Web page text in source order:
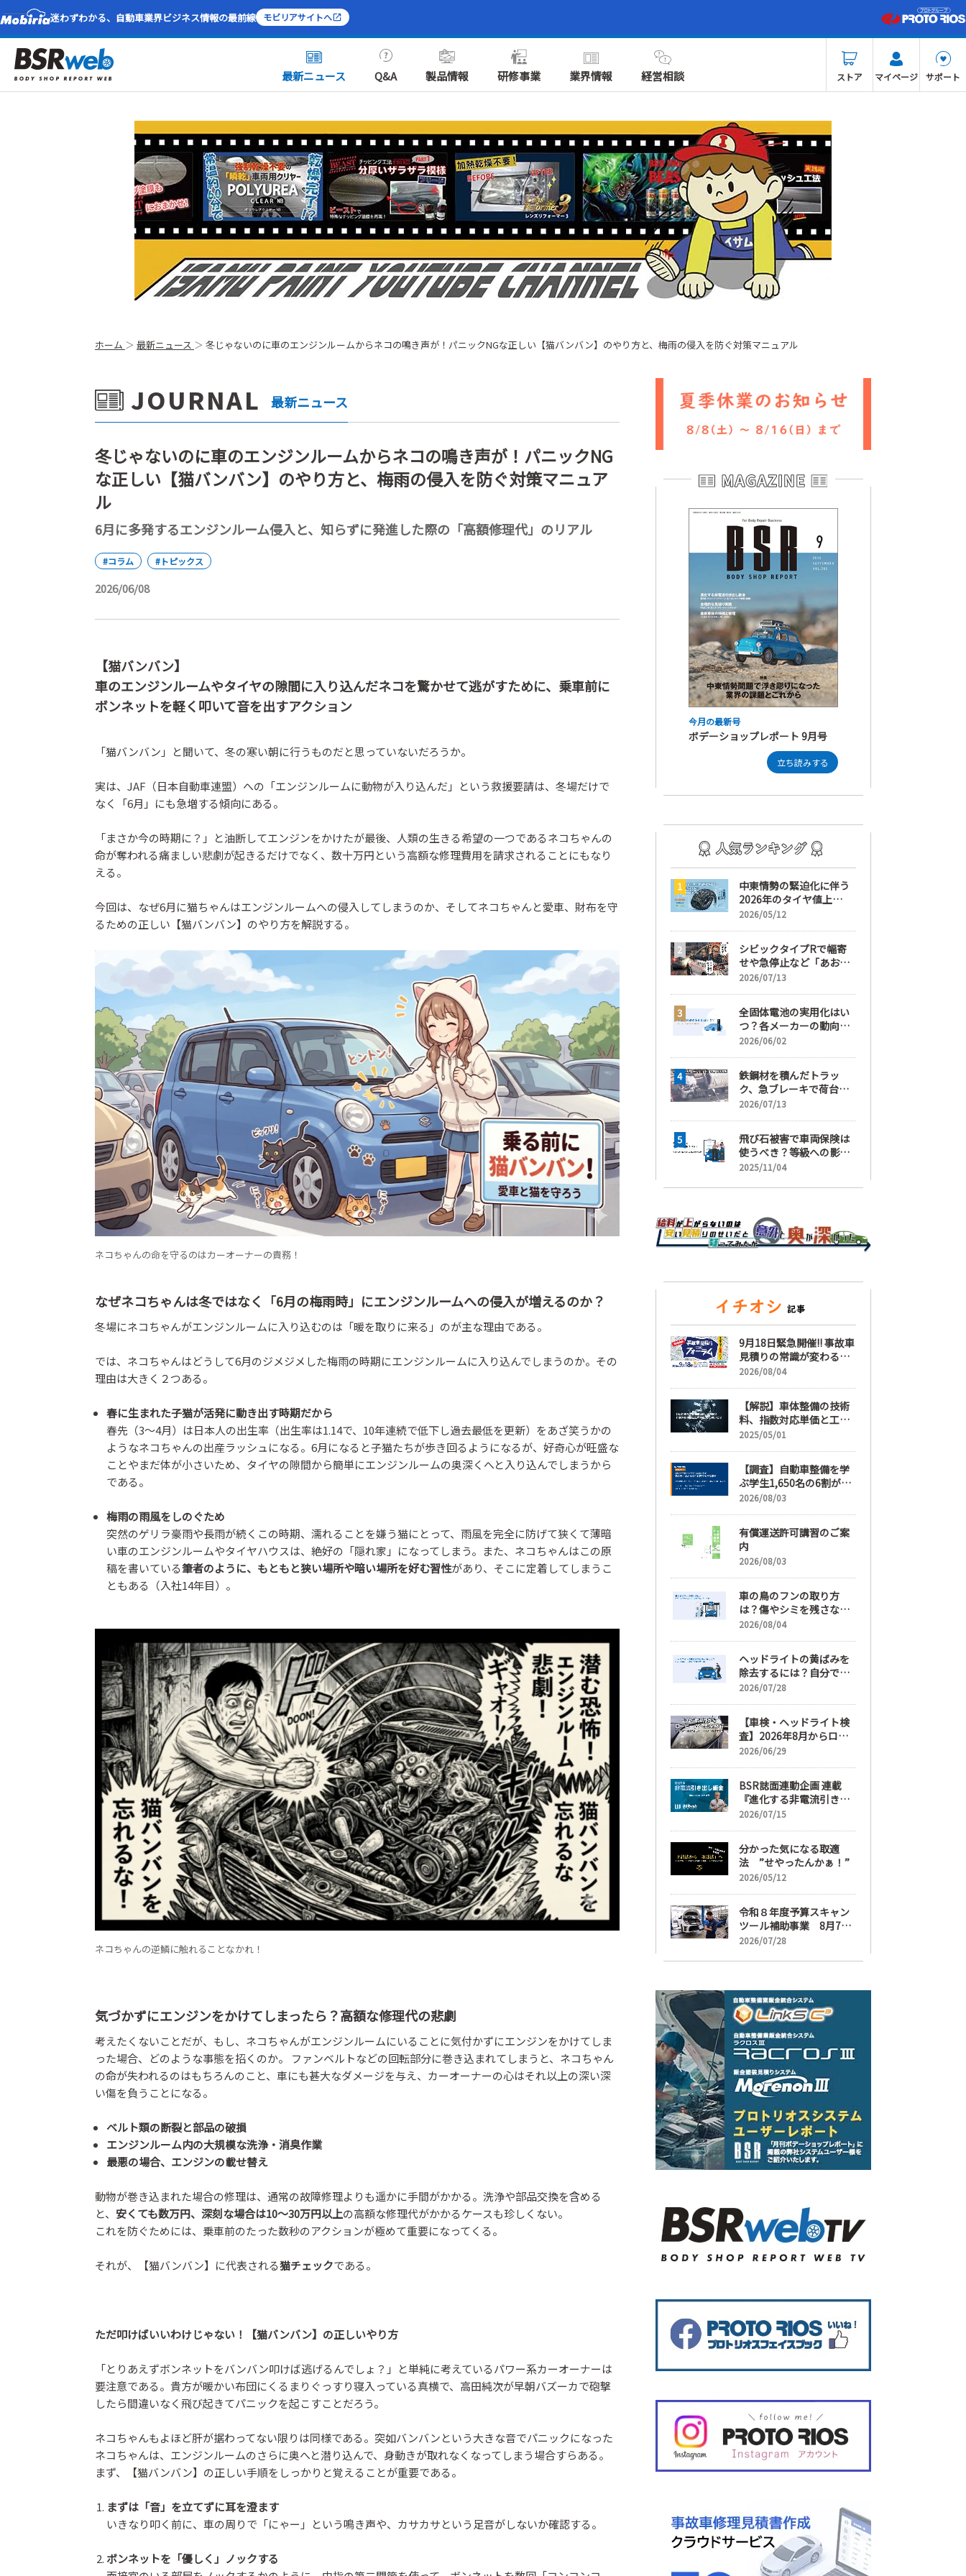
迷わずわかる、自動車業界ビジネス情報の最前線 モビリアサイトへ
最新ニュース Q&A 製品情報 研修事業 業界情報 経営相談 ストア マイページ サポート
ホーム 最新ニュース 冬じゃないのに車のエンジンルームからネコの鳴き声が！パニックNGな正しい【猫バンバン】のやり方と、梅雨の侵入を防ぐ対策マニュアル
JOURNAL 最新ニュース
冬じゃないのに車のエンジンルームからネコの鳴き声が！パニックNG
な正しい【猫バンバン】のやり方と、梅雨の侵入を防ぐ対策マニュア
ル
6月に多発するエンジンルーム侵入と、知らずに発進した際の「高額修理代」のリアル
#コラム #トピックス
2026/06/08
【猫バンバン】
車のエンジンルームやタイヤの隙間に入り込んだネコを驚かせて逃がすために、乗車前に
ボンネットを軽く叩いて音を出すアクション
「猫バンバン」と聞いて、冬の寒い朝に行うものだと思っていないだろうか。
実は、JAF（日本自動車連盟）への「エンジンルームに動物が入り込んだ」という救援要請は、冬場だけで
なく「6月」にも急増する傾向にある。
「まさか今の時期に？」と油断してエンジンをかけたが最後、人類の生きる希望の一つであるネコちゃんの
命が奪われる痛ましい悲劇が起きるだけでなく、数十万円という高額な修理費用を請求されることにもなり
える。
今回は、なぜ6月に猫ちゃんはエンジンルームへの侵入してしまうのか、そしてネコちゃんと愛車、財布を守
るための正しい【猫バンバン】のやり方を解説する。
ネコちゃんの命を守るのはカーオーナーの責務！
なぜネコちゃんは冬ではなく「6月の梅雨時」にエンジンルームへの侵入が増えるのか？
冬場にネコちゃんがエンジンルームに入り込むのは「暖を取りに来る」のが主な理由である。
では、ネコちゃんはどうして6月のジメジメした梅雨の時期にエンジンルームに入り込んでしまうのか。その
理由は大きく２つある。
春に生まれた子猫が活発に動き出す時期だから
春先（3〜4月）は日本人の出生率（出生率は1.14で、10年連続で低下し過去最低を更新）をあざ笑うかの
ようなネコちゃんの出産ラッシュになる。6月になると子猫たちが歩き回るようになるが、好奇心が旺盛な
ことやまだ体が小さいため、タイヤの隙間から簡単にエンジンルームの奥深くへと入り込んでしまうから
である。
梅雨の雨風をしのぐため
突然のゲリラ豪雨や長雨が続くこの時期、濡れることを嫌う猫にとって、雨風を完全に防げて狭くて薄暗
い車のエンジンルームやタイヤハウスは、絶好の「隠れ家」になってしまう。また、ネコちゃんはこの原
稿を書いている筆者のように、もともと狭い場所や暗い場所を好む習性があり、そこに定着してしまうこ
ともある（入社14年目）。
ネコちゃんの逆鱗に触れることなかれ！
気づかずにエンジンをかけてしまったら？高額な修理代の悲劇
考えたくないことだが、もし、ネコちゃんがエンジンルームにいることに気付かずにエンジンをかけてしま
った場合、どのような事態を招くのか。 ファンベルトなどの回転部分に巻き込まれてしまうと、ネコちゃん
の命が失われるのはもちろんのこと、車にも甚大なダメージを与え、カーオーナーの心はそれ以上の深い深
い傷を負うことになる。
ベルト類の断裂と部品の破損
エンジンルーム内の大規模な洗浄・消臭作業
最悪の場合、エンジンの載せ替え
動物が巻き込まれた場合の修理は、通常の故障修理よりも遥かに手間がかかる。洗浄や部品交換を含める
と、 安くても数万円、深刻な場合は10〜30万円以上の高額な修理代がかかるケースも珍しくない。
これを防ぐためには、乗車前のたった数秒のアクションが極めて重要になってくる。
それが、【猫バンバン】に代表される猫チェックである。
ただ叩けばいいわけじゃない！【猫バンバン】の正しいやり方
「とりあえずボンネットをバンバン叩けば逃げるんでしょ？」と単純に考えているパワー系カーオーナーは
要注意である。貴方が暖かい布団にくるまりぐっすり寝入っている真横で、高田純次が早朝バズーカで砲撃
したら間違いなく飛び起きてパニックを起こすことだろう。
ネコちゃんもよほど肝が据わってない限りは同様である。突如バンバンという大きな音でパニックになった
ネコちゃんは、エンジンルームのさらに奥へと潜り込んで、身動きが取れなくなってしまう場合すらある。
まず、【猫バンバン】の正しい手順をしっかりと覚えることが重要である。
まずは「音」を立てずに耳を澄ます
いきなり叩く前に、車の周りで「にゃー」という鳴き声や、カサカサという足音がしないか確認する。
ボンネットを「優しく」ノックする
今月の最新号
ボデーショップレポート 9月号
立ち読みする
中東情勢の緊迫化に伴う
2026年のタイヤ値上
げ！ 値上げ実施1ヶ月前
売において極めて重要な
訳
2026/05/12
シビックタイプRで幅寄
せや急停止など「あおり
運転」の疑い
2026/07/13
全固体電池の実用化はい
つ？各メーカーの動向と
EVの買い時を解説
2026/06/02
鉄鋼材を積んだトラッ
ク、急ブレーキで荷台が
崩れ、運転手が鉄鋼材に
2026/07/13
飛び石被害で車両保険は
使うべき？等級への影響
と賢い判断基準を解説
2025/11/04
9月18日緊急開催!! 事故車
見積りの常識が変わる
「事故車見積りフォーラ
2026/08/04
【解説】車体整備の技術
料、指数対応単価と工賃
単価、その違いとは
2025/05/01
【調査】自動車整備を学
ぶ学生1,650名の6割が就
職先選びで「給与」を最
日以上」希望も66.3%
2026/08/03
有償運送許可講習のご案
内
2026/08/03
車の鳥のフンの取り方
は？傷やシミを残さない
正しい落とし方と予防策
2026/08/04
ヘッドライトの黄ばみを
除去するには？自分で綺
麗にする手順と業者費用
2026/07/28
【車検・ヘッドライト検
査】2026年8月からロー
ビームへ完全移行、ヘッ
ーティングも重要に
2026/06/29
BSR誌面連動企画 連載
『進化する非電流引き出
し鈑金』【目次】
2026/07/15
分かった気になる取適
法 ”せやったんかぁ！”
2026/05/12
令和８年度予算スキャン
ツール補助事業 8月7日
受け付け開始
2026/07/28